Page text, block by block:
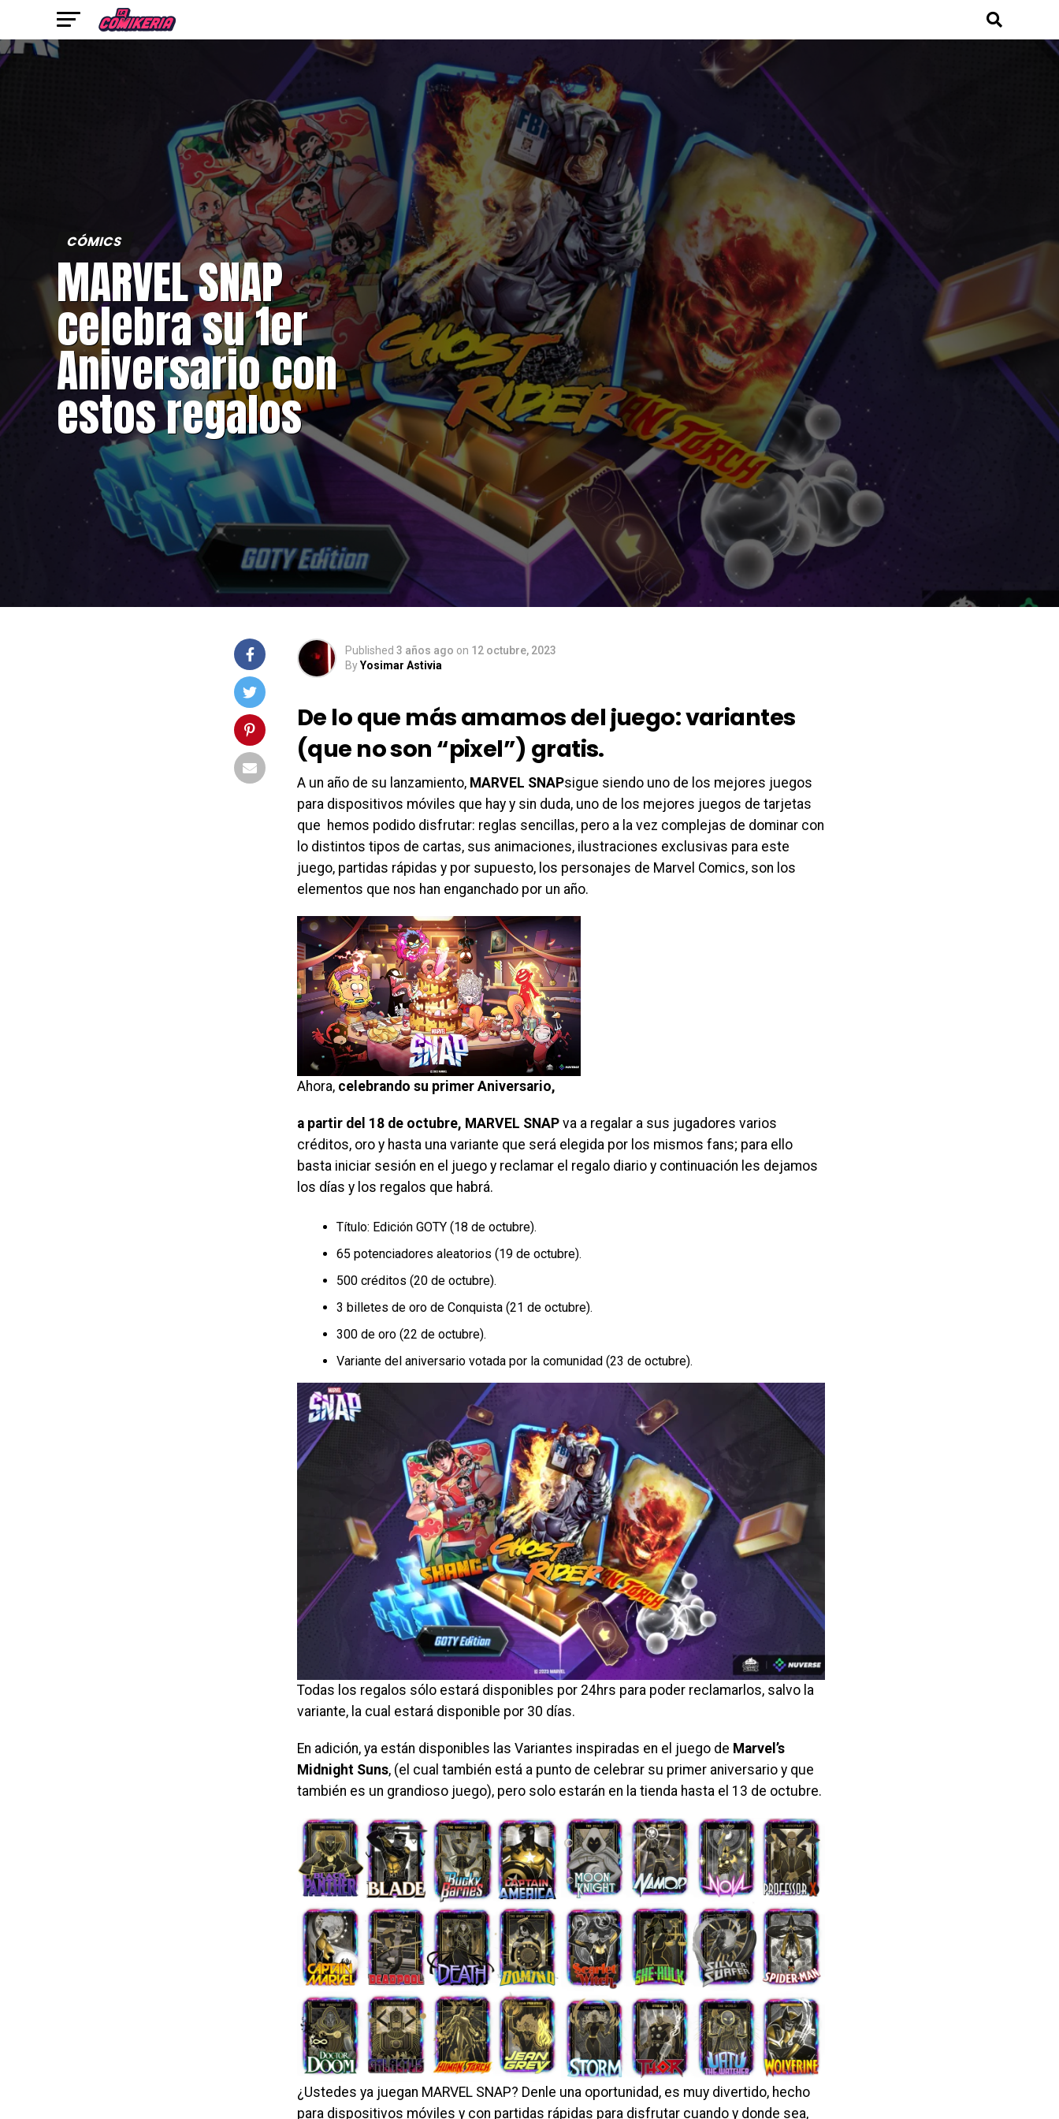
CÓMICS
MARVEL SNAP
celebra su 1er
Aniversario con
estos regalos
Published 3 años ago on 12 octubre, 2023
ByYosimar Astivia
De lo que más amamos del juego: variantes
(que no son “pixel”) gratis.
A un año de su lanzamiento, MARVEL SNAPsigue siendo uno de los mejores juegos
para dispositivos móviles que hay y sin duda, uno de los mejores juegos de tarjetas
que hemos podido disfrutar: reglas sencillas, pero a la vez complejas de dominar con
lo distintos tipos de cartas, sus animaciones, ilustraciones exclusivas para este
juego, partidas rápidas y por supuesto, los personajes de Marvel Comics, son los
elementos que nos han enganchado por un año.
Ahora, celebrando su primer Aniversario,
a partir del 18 de octubre, MARVEL SNAP va a regalar a sus jugadores varios
créditos, oro y hasta una variante que será elegida por los mismos fans; para ello
basta iniciar sesión en el juego y reclamar el regalo diario y continuación les dejamos
los días y los regalos que habrá.
Título: Edición GOTY (18 de octubre).
65 potenciadores aleatorios (19 de octubre).
500 créditos (20 de octubre).
3 billetes de oro de Conquista (21 de octubre).
300 de oro (22 de octubre).
Variante del aniversario votada por la comunidad (23 de octubre).
Todas los regalos sólo estará disponibles por 24hrs para poder reclamarlos, salvo la
variante, la cual estará disponible por 30 días.
En adición, ya están disponibles las Variantes inspiradas en el juego de Marvel’s
Midnight Suns, (el cual también está a punto de celebrar su primer aniversario y que
también es un grandioso juego), pero solo estarán en la tienda hasta el 13 de octubre.
¿Ustedes ya juegan MARVEL SNAP? Denle una oportunidad, es muy divertido, hecho
para dispositivos móviles y con partidas rápidas para disfrutar cuando y donde sea,